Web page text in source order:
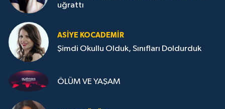
uğrattı
ASIYE KOCADEMİR
Şimdi Okullu Olduk, Sınıfları Doldurduk
ÖLÜM VE YAŞAM